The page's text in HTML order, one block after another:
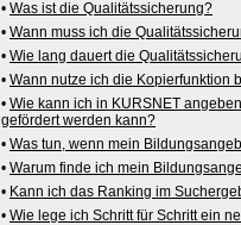
• Was ist die Qualitätssicherung?
• Wann muss ich die
• Wie lang dauert die
• Wann nutze ich die Kopierfunktion
• Wie kann ich in KURSNET
gefördert werden kann?
• Was tun, wenn mein
• Warum finde ich mein
• Kann ich das Ranking im
• Wie lege ich Schritt für Schritt ein